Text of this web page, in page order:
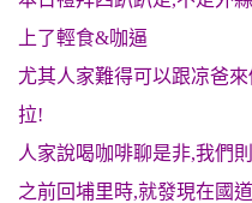
上了輕食&咖逼
尤其人家難得可以跟凉爸
拉!
人家說喝咖啡聊是非,我們
之前回埔里時,就發現在國